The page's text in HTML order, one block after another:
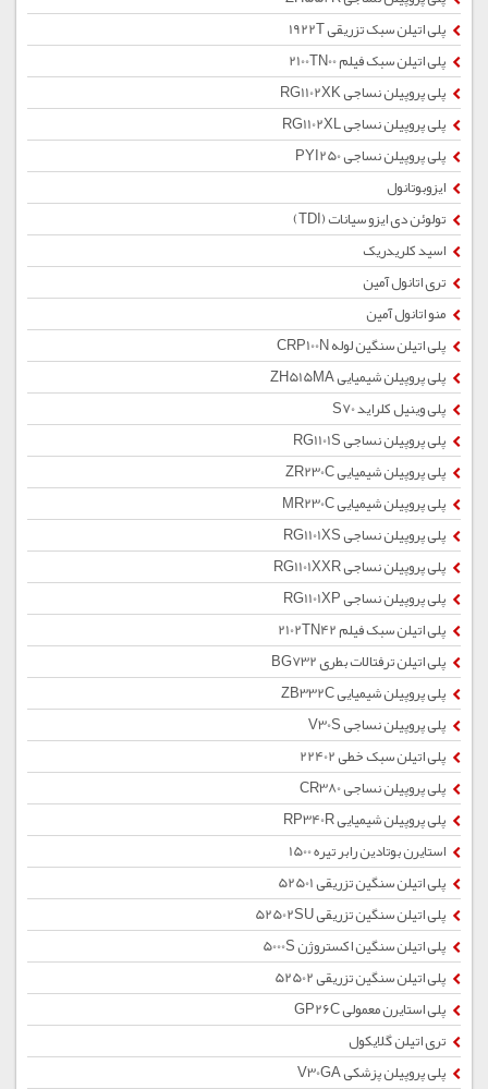
پلی اتیلن سبک تزریقی 1922T
پلی اتیلن سبک فیلم 2100TN00
پلی پروپیلن نساجی RG1102XK
پلی پروپیلن نساجی RG1102XL
پلی پروپیلن نساجی PYI250
ایزوبوتانول
تولوئن دی ایزو سیانات (TDI)
اسید کلریدریک
تری اتانول آمین
منو اتانول آمین
پلی اتیلن سنگین لوله CRP100N
پلی پروپیلن شیمیایی ZH515MA
پلی وینیل کلراید S70
پلی پروپیلن نساجی RG1101S
پلی پروپیلن شیمیایی ZR230C
پلی پروپیلن شیمیایی MR230C
پلی پروپیلن نساجی RG1101XS
پلی پروپیلن نساجی RG1101XXR
پلی پروپیلن نساجی RG1101XP
پلی اتیلن سبک فیلم 2102TN42
پلی اتیلن ترفتالات بطری BG732
پلی پروپیلن شیمیایی ZB332C
پلی پروپیلن نساجی V30S
پلی اتیلن سبک خطی 22402
پلی پروپیلن نساجی CR380
پلی پروپیلن شیمیایی RP340R
استایرن بوتادین رابر تیره 1500
پلی اتیلن سنگین تزریقی 52501
پلی اتیلن سنگین تزریقی 52502SU
پلی اتیلن سنگین اکستروژن 5000S
پلی اتیلن سنگین تزریقی 52502
پلی استایرن معمولی GP26C
تری اتیلن گلایکول
پلی پروپیلن پزشکی V30GA